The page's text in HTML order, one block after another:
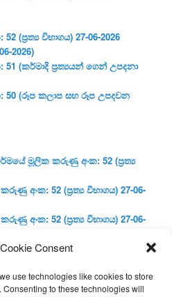
Consent
use technologies like cookies to store
to these technologies will
විභාගය) 27-06-2026
2026)
(කර්මාදි ප්‍ර‍ත්‍යයන් ගෙන් උපදනා
(රූප කලාප සහ රූප උපදවන
මූලික කරුණු අංක: 52 (ප්‍ර‍ත්‍ය
අංක: 52 (ප්‍ර‍ත්‍ය විභාගය) 27-06-
අංක: 52 (ප්‍ර‍ත්‍ය විභාගය) 27-06-
මූලික කරුණු අංක: 46 (හෘදය,
කරුණු අංක: 46 (හෘදය, ජීවිත,